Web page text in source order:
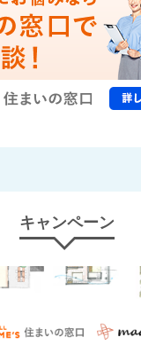
キャンペーン